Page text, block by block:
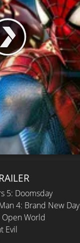
5: Doomsday
4: Brand New Day
Open World
Evil